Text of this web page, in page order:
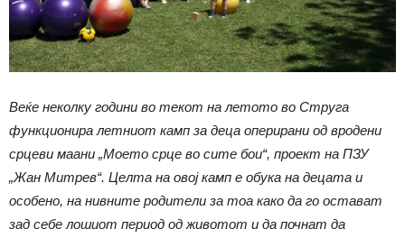
Веќе неколку години во текот на летото во Струга
функционира летниот камп за деца оперирани од вродени
срцеви маани „Моето срце во сите бои“, проект на ПЗУ
„Жан Митрев“. Целта на овој камп е обука на децата и
особено, на нивните родители за тоа како да го остават
зад себе лошиот период од животот и да почнат да